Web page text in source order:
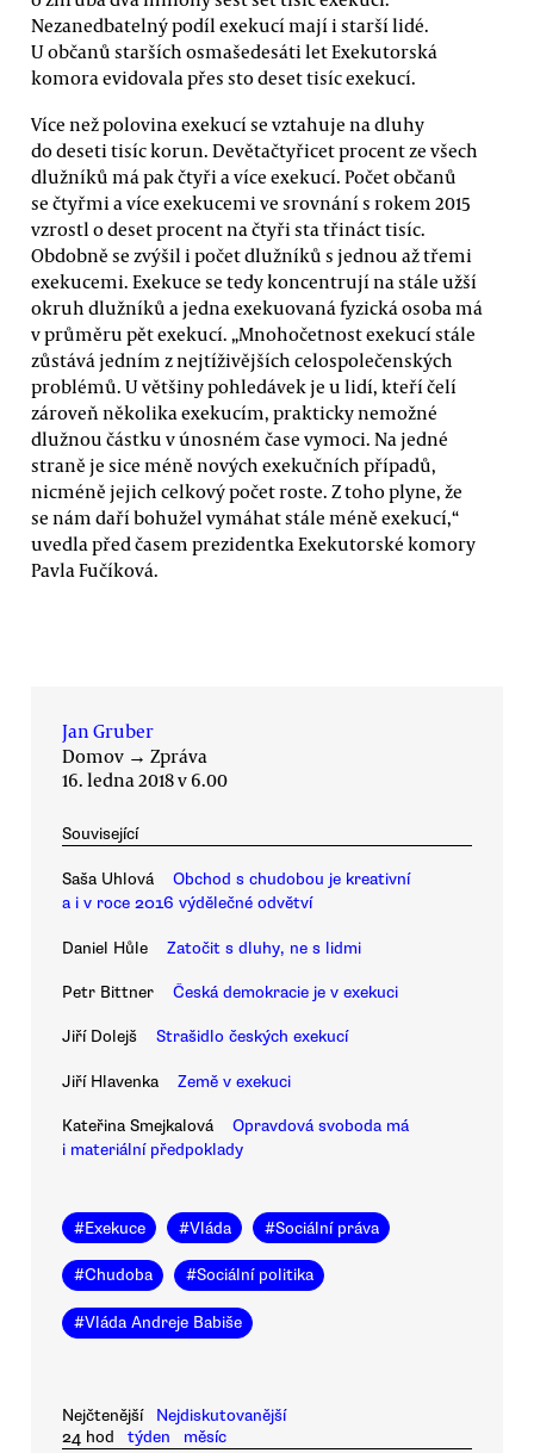
Nezanedbatelný podíl exekucí mají i starší lidé.
U občanů starších osmašedesáti let Exekutorská
komora evidovala přes sto deset tisíc exekucí.
Více než polovina exekucí se vztahuje na dluhy
do deseti tisíc korun. Devětačtyřicet procent ze všech
dlužníků má pak čtyři a více exekucí. Počet občanů
se čtyřmi a více exekucemi ve srovnání s rokem 2015
vzrostl o deset procent na čtyři sta třináct tisíc.
Obdobně se zvýšil i počet dlužníků s jednou až třemi
exekucemi. Exekuce se tedy koncentrují na stále užší
okruh dlužníků a jedna exekuovaná fyzická osoba má
v průměru pět exekucí. „Mnohočetnost exekucí stále
zůstává jedním z nejtíživějších celospolečenských
problémů. U většiny pohledávek je u lidí, kteří čelí
zároveň několika exekucím, prakticky nemožné
dlužnou částku v únosném čase vymoci. Na jedné
straně je sice méně nových exekučních případů,
nicméně jejich celkový počet roste. Z toho plyne, že
se nám daří bohužel vymáhat stále méně exekucí,“
uvedla před časem prezidentka Exekutorské komory
Pavla Fučíková.
Jan Gruber
Domov → Zpráva
16. ledna 2018 v 6.00
Související
Saša Uhlová
Obchod s chudobou je kreativní
a i v roce 2016 výdělečné odvětví
Daniel Hůle Zatočit s dluhy, ne s lidmi
Petr Bittner Česká demokracie je v exekuci
Jiří Dolejš Strašidlo českých exekucí
Jiří Hlavenka Země v exekuci
Kateřina Smejkalová
Opravdová svoboda má
i materiální předpoklady
#Exekuce #Vláda #Sociální práva
#Chudoba #Sociální politika
#Vláda Andreje Babiše
Nejčtenější
Nejdiskutovanější
24 hod
týden měsíc